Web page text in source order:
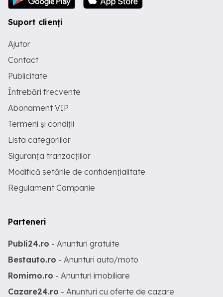
Suport clienți
Ajutor
Contact
Publicitate
Întrebări frecvente
Abonament VIP
Termeni și condiții
Lista categoriilor
Siguranța tranzacțiilor
Modifică setările de confidențialitate
Regulament Campanie
Parteneri
Publi24.ro - Anunturi gratuite
Bestauto.ro - Anunturi auto/moto
Romimo.ro - Anunturi imobiliare
Cazare24.ro - Anunturi cu oferte de cazare